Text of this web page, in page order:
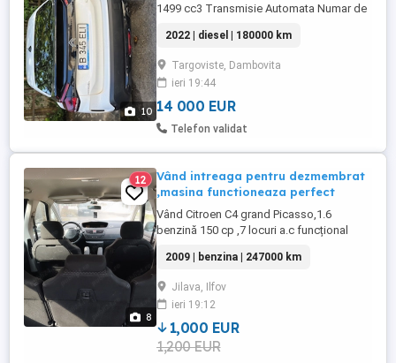
10
1499 cc3 Transmisie Automata Numar de
SUV Combustibil Motorina Culoare Alb
Prima inmatriculare 12 2022
2022 | diesel | 180000 km
Targoviste, Dambovita
ieri 19:44
14 000 EUR
Telefon validat
8
12
Vând intreaga pentru dezmembrat
,masina functioneaza perfect
Vând Citroen C4 grand Picasso,1.6
benzină 150 cp ,7 locuri a.c funcțional
îmbunătățiri .Mașina am cumpărat-o din
Olanda si nu vreau s o mai inscriu ,o vand
intreaga pentru dezmembrat ,am toate
actele .Cine dorește prețul este de 1000
euro ,ca defect are frâna de mână ...
2009 | benzina | 247000 km
Jilava, Ilfov
ieri 19:12
1,000 EUR
1,200 EUR